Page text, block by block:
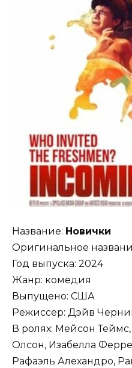
Название: Новички
Оригинальное
Год выпуска: 2024
Жанр: комедия
Выпущено: США
Режиссер: Дэйв
В ролях: Мейсон
Олсон, Изабелла
Рафаэль Алехандро,